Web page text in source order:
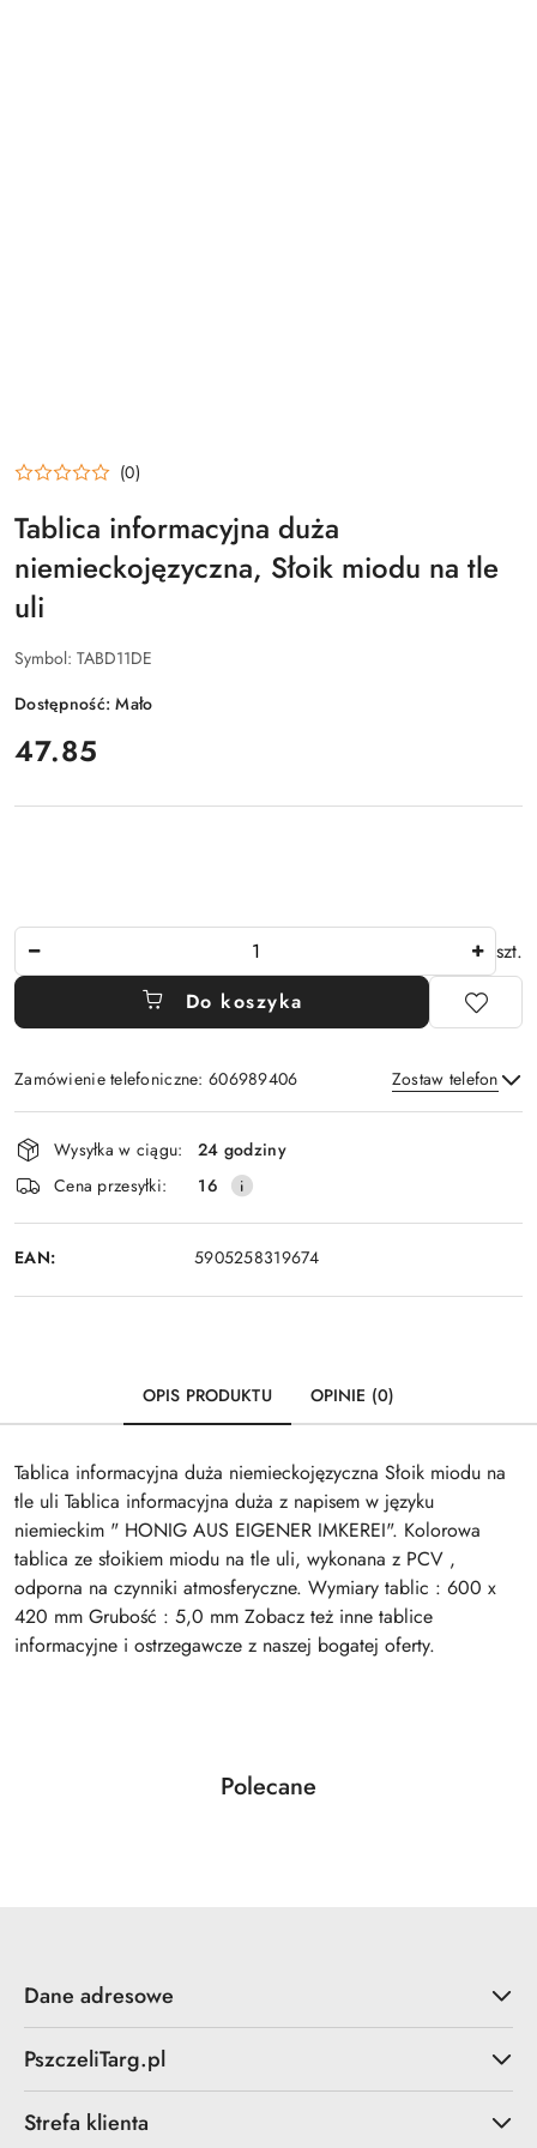
(0)
Tablica informacyjna duża
niemieckojęzyczna, Słoik miodu na tle
uli
Symbol: TABD11DE
Dostępność:Mało
cena:
47.85
szt.
Do koszyka
Zamówienie telefoniczne: 606989406 Zostaw telefon
Wyślij
Dostępność
i
dostawa
Wysyłka w ciągu:
24 godziny
Cena przesyłki:
16
EAN: 5905258319674
OPIS PRODUKTU OPINIE (0)
Tablica informacyjna duża niemieckojęzyczna Słoik miodu na
tle uli Tablica informacyjna duża z napisem w języku
niemieckim " HONIG AUS EIGENER IMKEREI". Kolorowa
tablica ze słoikiem miodu na tle uli, wykonana z PCV ,
odporna na czynniki atmosferyczne. Wymiary tablic : 600 x
420 mm Grubość : 5,0 mm Zobacz też inne tablice
informacyjne i ostrzegawcze z naszej bogatej oferty.
Pomiń karuzelę produktów
Produkty
Polecane
Dane adresowe
PszczeliTarg.pl
Strefa klienta